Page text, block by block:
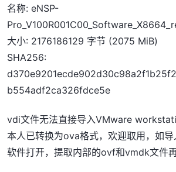
名称: eNSP-
大小: 2176186129 字节 (2075 MiB)
SHA256:
b554adf2ca326fdce5e
vdi文件无法直接导入VMware
本人已转换为ova格式，欢迎取用，如
软件打开，提取内部的ovf和vmdk文件